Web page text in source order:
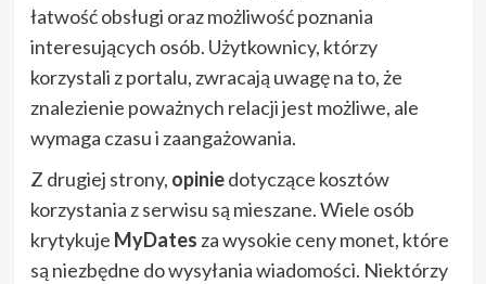
łatwość obsługi oraz możliwość poznania
interesujących osób. Użytkownicy, którzy
korzystali z portalu, zwracają uwagę na to, że
znalezienie poważnych relacji jest możliwe, ale
wymaga czasu i zaangażowania.
Z drugiej strony, opiniedotyczące kosztów
korzystania z serwisu są mieszane. Wiele osób
krytykuje MyDates za wysokie ceny monet, które
są niezbędne do wysyłania wiadomości. Niektórzy